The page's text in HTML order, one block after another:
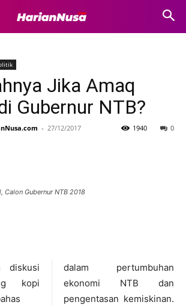
Jika Amaq
Gubernur NTB?
- 27/12/2017 0
1940
Calon Gubernur NTB 2018
diskusi
kopi
NTB dan